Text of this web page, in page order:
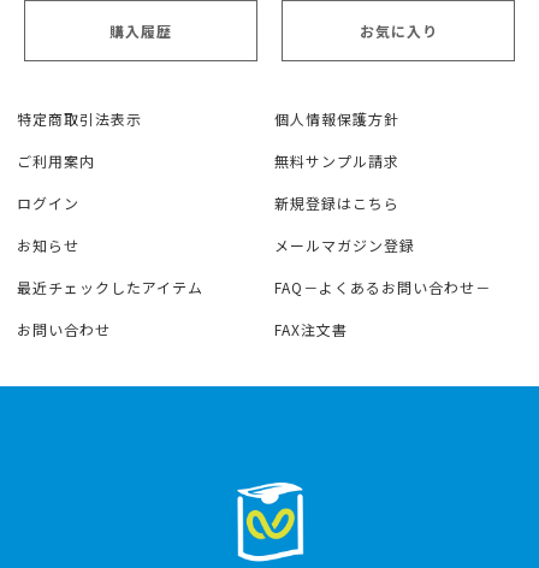
購入履歴 お気に入り
特定商取引法表示 個人情報保護方針
ご利用案内 無料サンプル請求
ログイン 新規登録はこちら
お知らせ メールマガジン登録
最近チェックしたアイテム FAQ－よくあるお問い合わせ－
お問い合わせ FAX注文書